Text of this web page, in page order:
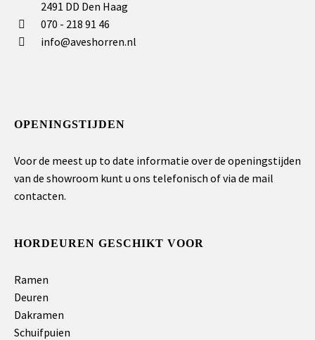
2491 DD Den Haag
070 - 218 91 46
info@aveshorren.nl
OPENINGSTIJDEN
Voor de meest up to date informatie over de openingstijden
van de showroom kunt u ons telefonisch of via de mail
contacten.
HORDEUREN GESCHIKT VOOR
Ramen
Deuren
Dakramen
Schuifpuien